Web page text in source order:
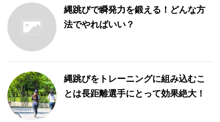
縄跳びで瞬発力を鍛える！どんな方
法でやればいい？
縄跳びをトレーニングに組み込むこ
とは長距離選手にとって効果絶大！